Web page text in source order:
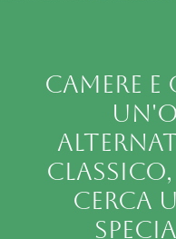
Camere
classico,
cerca